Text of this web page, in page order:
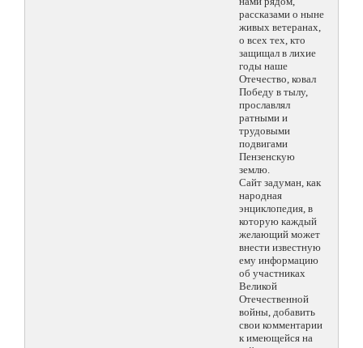
рассказами о ныне
живых ветеранах,
о всех тех, кто
защищал в лихие
годы наше
Отечество, ковал
Победу в тылу,
прославлял
ратными и
трудовыми
подвигами
Пензенскую
землю.
Сайт задуман, как
народная
энциклопедия, в
которую каждый
желающий может
внести известную
ему информацию
об участниках
Великой
Отечественной
войны, добавить
свои комментарии
к имеющейся на